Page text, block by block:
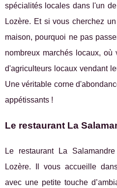
spécialités locales dans l'un
Lozère. Et si vous cherchez
maison, pourquoi ne pas
nombreux marchés locaux,
d'agriculteurs locaux vendant
Une véritable corne
appétissants !
Le restaurant La
Le restaurant La
Lozère. Il vous accueille
avec une petite touche